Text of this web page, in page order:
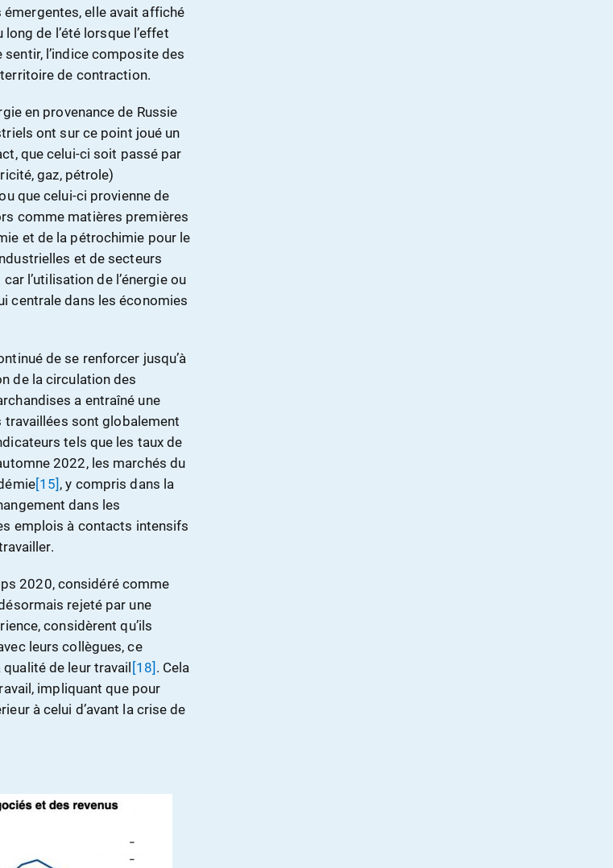
elle avait affiché
de l’été lorsque l’effet
l’indice composite des
de contraction.
en provenance de Russie
ont sur ce point joué un
que celui-ci soit passé par
gaz, pétrole)
que celui-ci provienne de
comme matières premières
et de la pétrochimie pour le
et de secteurs
l’utilisation de l’énergie ou
centrale dans les économies
de se renforcer jusqu’à
de la circulation des
a entraîné une
travaillées sont globalement
tels que les taux de
2022, les marchés du
[15] , y compris dans la
dans les
emplois à contacts intensifs
2020, considéré comme
rejeté par une
considèrent qu’ils
leurs collègues, ce
de leur travail [18] . Cela
impliquant que pour
à celui d’avant la crise de